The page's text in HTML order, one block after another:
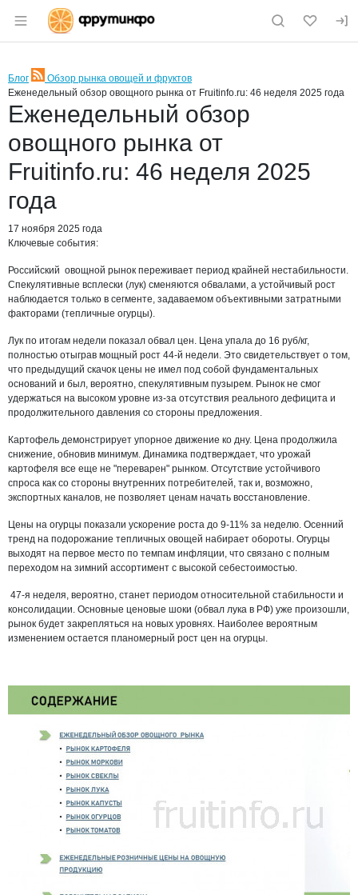
Раздел навигации по сайту fruitinfo.ru
Блог
RSS
Обзор рынка овощей и фруктов
Еженедельный обзор овощного рынка от Fruitinfo.ru: 46 неделя 2025 года
Еженедельный обзор
овощного рынка от
Fruitinfo.ru: 46 неделя 2025
года
17 ноября 2025 года
Ключевые события:
Российский овощной рынок переживает период крайней нестабильности.
Спекулятивные всплески (лук) сменяются обвалами, а устойчивый рост
наблюдается только в сегменте, задаваемом объективными затратными
факторами (тепличные огурцы).
Лук по итогам недели показал обвал цен. Цена упала до 16 руб/кг,
полностью отыграв мощный рост 44-й недели. Это свидетельствует о том,
что предыдущий скачок цены не имел под собой фундаментальных
оснований и был, вероятно, спекулятивным пузырем. Рынок не смог
удержаться на высоком уровне из-за отсутствия реального дефицита и
продолжительного давления со стороны предложения.
Картофель демонстрирует упорное движение ко дну. Цена продолжила
снижение, обновив минимум. Динамика подтверждает, что урожай
картофеля все еще не "переварен" рынком. Отсутствие устойчивого
спроса как со стороны внутренних потребителей, так и, возможно,
экспортных каналов, не позволяет ценам начать восстановление.
Цены на огурцы показали ускорение роста до 9-11% за неделю. Осенний
тренд на подорожание тепличных овощей набирает обороты. Огурцы
выходят на первое место по темпам инфляции, что связано с полным
переходом на зимний ассортимент с высокой себестоимостью.
47-я неделя, вероятно, станет периодом относительной стабильности и
консолидации. Основные ценовые шоки (обвал лука в РФ) уже произошли,
рынок будет закрепляться на новых уровнях. Наиболее вероятным
изменением остается планомерный рост цен на огурцы.